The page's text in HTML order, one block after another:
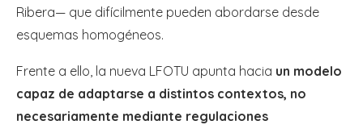
Ribera— que difícilmente pueden abordarse desde
esquemas homogéneos.
Frente a ello, la nueva LFOTU apunta hacia un modelo
capaz de adaptarse a distintos contextos, no
necesariamente mediante regulaciones